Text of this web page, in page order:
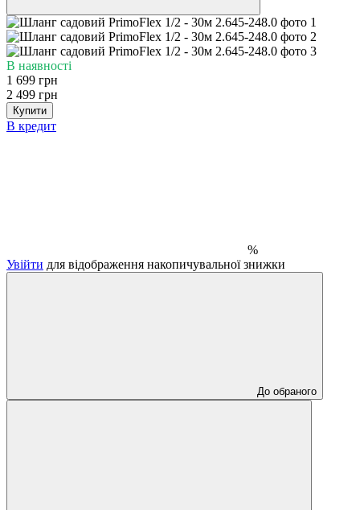
В наявності
1 699 грн
2 499 грн
Купити
В кредит
%
Увійти для відображення накопичувальної знижки
До обраного